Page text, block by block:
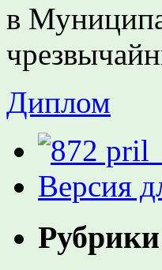
в
Диплом
Версия
Рубрики